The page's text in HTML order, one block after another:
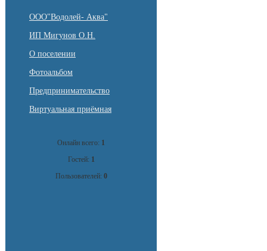
ООО"Водолей- Аква"
ИП Мигунов О.Н.
О поселении
Фотоальбом
Предпринимательство
Виртуальная приёмная
Онлайн всего: 1
Гостей: 1
Пользователей: 0